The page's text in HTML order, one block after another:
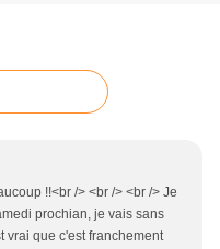
!!<br /> <br /> <br /> Je
prochian, je vais sans
vrai que c'est franchement